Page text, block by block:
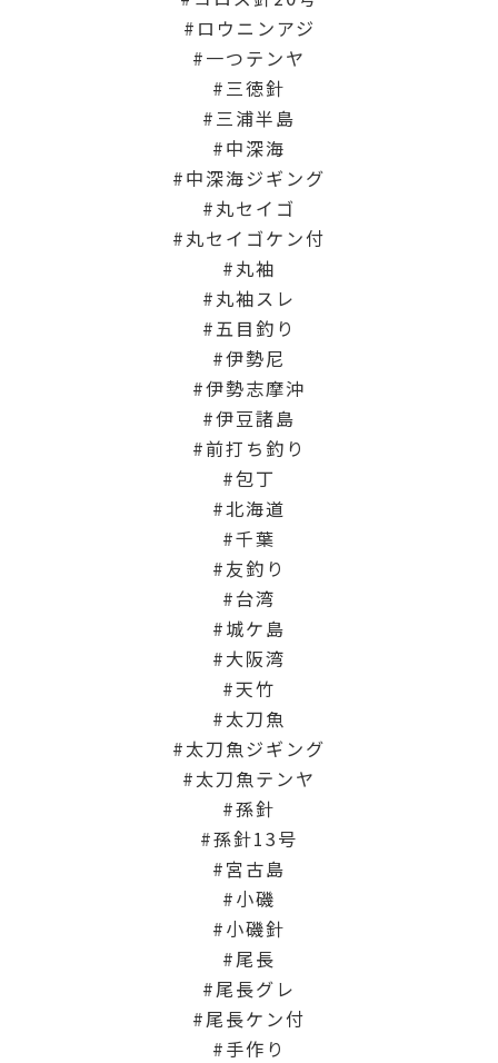
ロウニンアジ
一つテンヤ
三徳針
三浦半島
中深海
中深海ジギング
丸セイゴ
丸セイゴケン付
丸袖
丸袖スレ
五目釣り
伊勢尼
伊勢志摩沖
伊豆諸島
前打ち釣り
包丁
北海道
千葉
友釣り
台湾
城ケ島
大阪湾
天竹
太刀魚
太刀魚ジギング
太刀魚テンヤ
孫針
孫針13号
宮古島
小磯
小磯針
尾長
尾長グレ
尾長ケン付
手作り